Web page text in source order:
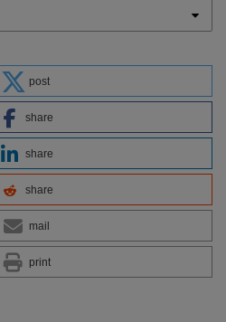
post
share
share
share
mail
print